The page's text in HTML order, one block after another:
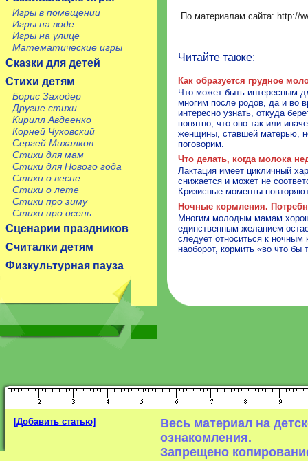
Игры в помещении
Игры на воде
Игры на улице
Математические игры
Сказки для детей
Стихи детям
Борис Заходер
Другие стихи
Кирилл Авдеенко
Корней Чуковский
Сергей Михалков
Стихи для мам
Стихи для Нового года
Стихи о весне
Стихи о лете
Стихи про зиму
Стихи про осень
Сценарии праздников
Считалки детям
Физкультурная пауза
По материалам сайта: http://
Читайте также:
Как образуется грудное
Что может быть интересным
многим после родов, да и во
интересно узнать, откуда
понятно, что оно так или
женщины, ставшей матерью,
поговорим.
Что делать, когда молока
Лактация имеет цикличный
снижается и может не
Кризисные моменты
Ночные кормления.
Многим молодым мамам
единственным желанием
следует относиться к
наоборот, кормить «во что бы
[Добавить статью]
Весь материал на
ознакомления.
Запрещено